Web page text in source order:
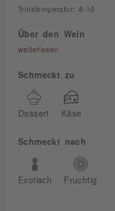
Trinktemperatur: 8-10
Über den Wein
weiterlesen
Schmeckt zu
Dessert Käse
Schmeckt nach
Exotisch Fruchtig